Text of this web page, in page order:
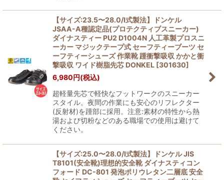
【サイズ:23.5〜28.0/I式製法】ドンケル
JSAA-A種認定品(プロテクティブスニーカー)
ダイナスティー PU2 D1004N 人工革製プロスニ
ーカー マジックテープ式 セーフティーブーツ セ
ーフティーシューズ 作業靴 踵衝撃吸収 かかと衝
撃吸収 ワイド樹脂先芯 DONKEL [301630]
6,980円(税込)
超軽量先芯で軽快なフットワークのスニーカー
スタイル。夜間の作業にも安心のリフレクター
(反射材)を踵部に採用。注意:素材の特性から熱
湯および切粉などのある職場での使用は避けて
ください。
【サイズ:25.0〜28.0/I式製法】ドンケル JIS
T8101(安全靴)理想的安全靴 ダイナスティコン
フォード DC-801 発泡ポリウレタン二層底 安全